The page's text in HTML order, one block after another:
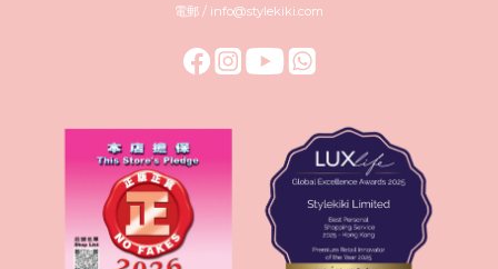
電郵 / info@stylekiki.com